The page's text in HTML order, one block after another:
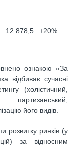
12 878,5 +20%
ознакою «За
відбиває сучасні
(холістичний,
його видів.
розвитку ринків (у
за відносним